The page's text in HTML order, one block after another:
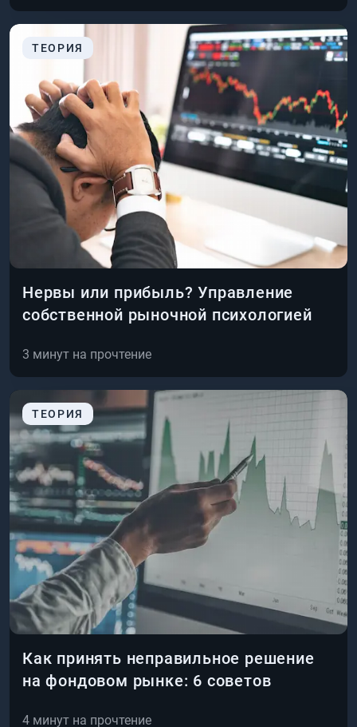
ТЕОРИЯ
Нервы или прибыль? Управление
собственной рыночной психологией
3 минут на прочтение
ТЕОРИЯ
Как принять неправильное решение
на фондовом рынке: 6 советов
4 минут на прочтение